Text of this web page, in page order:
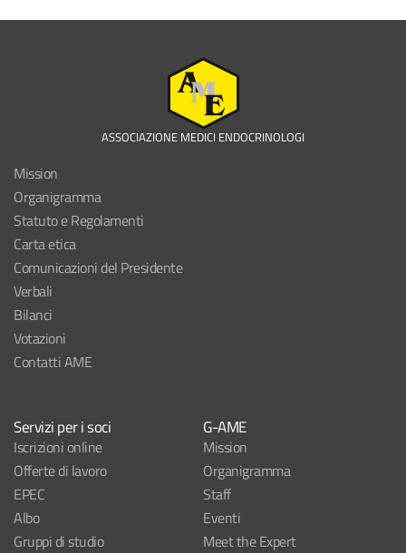
ASSOCIAZIONE MEDICI ENDOCRINOLOGI
Mission
Organigramma
Statuto e Regolamenti
Carta etica
Comunicazioni del Presidente
Verbali
Bilanci
Votazioni
Contatti AME
Servizi per i soci
Iscrizioni online
Offerte di lavoro
EPEC
Albo
Gruppi di studio
G-AME
Mission
Organigramma
Staff
Eventi
Meet the Expert